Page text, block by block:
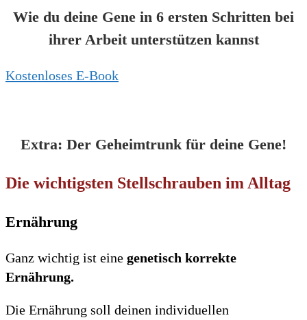
Wie du deine Gene in 6 ersten Schritten bei
ihrer Arbeit unterstützen kannst
Kostenloses E-Book
Extra: Der Geheimtrunk für deine Gene!
Die wichtigsten Stellschrauben im Alltag
Ernährung
Ganz wichtig ist eine genetisch korrekte
Ernährung.
Die Ernährung soll deinen individuellen